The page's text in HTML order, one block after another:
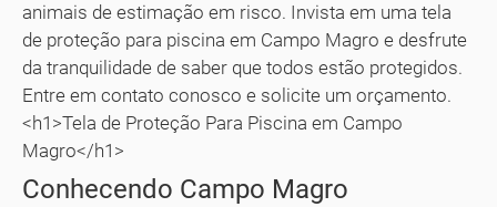
animais de estimação em risco. Invista em uma tela
de proteção para piscina em Campo Magro e desfrute
da tranquilidade de saber que todos estão protegidos.
Entre em contato conosco e solicite um orçamento.
<h1>Tela de Proteção Para Piscina em Campo
Magro</h1>
Conhecendo Campo Magro